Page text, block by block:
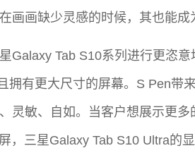
画画缺少灵感的时候，其也能成
Galaxy Tab S10系列进行更恣
拥有更大尺寸的屏幕。S Pen带
灵敏、自如。当客户想展示更
，三星Galaxy Tab S10 Ultra的